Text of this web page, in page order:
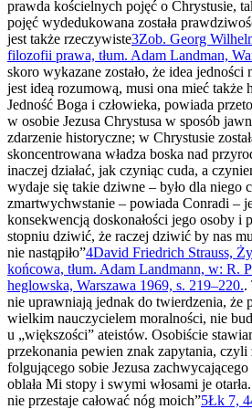
prawda kościelnych pojęć o Chrystusie,
pojęć wydedukowana została
jest także rzeczywiste3Zob. Georg
filozofii prawa, tłum. Adam Landman,
skoro wykazane zostało, że idea
jest ideą rozumową, musi ona mieć także
Jedność Boga i człowieka, powiada
w osobie Jezusa Chrystusa w sposób
zdarzenie historyczne; w Chrystusie
skoncentrowana władza boska nad
inaczej działać, jak czyniąc cuda, a
wydaje się takie dziwne – było dla niego
zmartwychwstanie – powiada Conradi –
konsekwencją doskonałości jego osoby i
stopniu dziwić, że raczej dziwić by nas
nie nastąpiło”4David Friedrich Strauss,
końcowa, tłum. Adam Landmann, w: R.
heglowska, Warszawa 1969, s. 219–220..
nie uprawniają jednak do twierdzenia, że
wielkim nauczycielem moralności, nie
u „większości” ateistów. Osobiście
przekonania pewien znak zapytania, czyli
folgującego sobie Jezusa zachwycającego
oblała Mi stopy i swymi włosami je
nie przestaje całować nóg moich”5Łk 7,